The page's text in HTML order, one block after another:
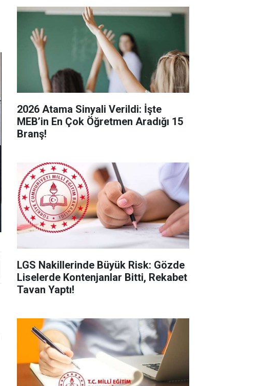
2026 Atama Sinyali Verildi: İşte
MEB’in En Çok Öğretmen Aradığı 15
Branş!
LGS Nakillerinde Büyük Risk: Gözde
Liselerde Kontenjanlar Bitti, Rekabet
Tavan Yaptı!